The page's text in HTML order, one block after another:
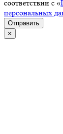
соответствии с «
персональных
Отправить
×